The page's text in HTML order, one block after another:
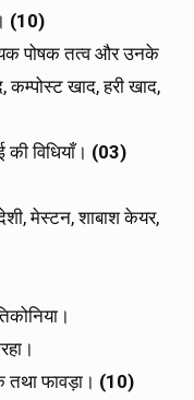
(10)
पोषक तत्व और उनके
कम्पोस्ट खाद, हरी खाद,
विधियाँ। (03)
मेस्टन, शाबाश केयर,
फावड़ा। (10)